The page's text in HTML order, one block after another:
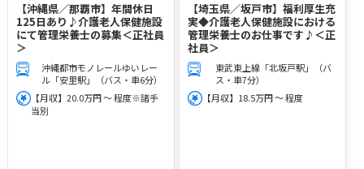
【沖縄県／那覇市】年間休日
125日あり♪介護老人保健施設
にて管理栄養士の募集＜正社員
＞
沖縄都市モノレールゆいレー
ル「安里駅」（バス・車6分）
【月収】20.0万円 ～ 程度※諸手
当別
【埼玉県／坂戸市】福利厚生充
実◆介護老人保健施設における
管理栄養士のお仕事です♪＜正
社員＞
東武東上線「北坂戸駅」（バ
ス・車7分）
【月収】18.5万円 ～ 程度